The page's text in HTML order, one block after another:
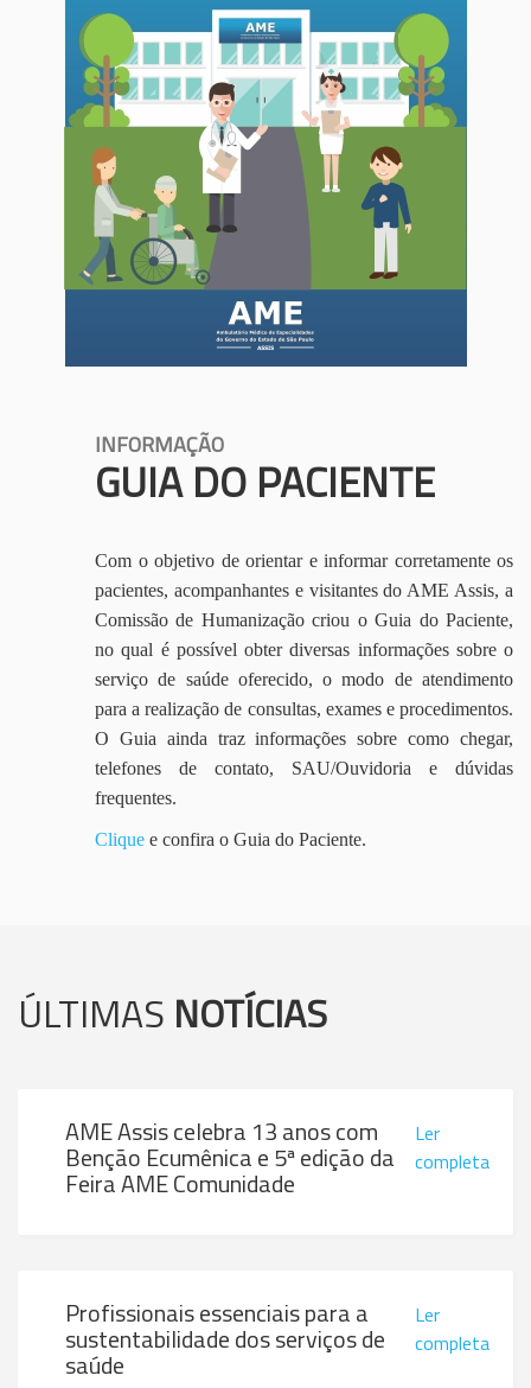
INFORMAÇÃO
GUIA DO PACIENTE
Com o objetivo de orientar e informar corretamente os
pacientes, acompanhantes e visitantes do AME Assis, a
Comissão de Humanização criou o Guia do Paciente,
no qual é possível obter diversas informações sobre o
serviço de saúde oferecido, o modo de atendimento
para a realização de consultas, exames e procedimentos.
O Guia ainda traz informações sobre como chegar,
telefones de contato, SAU/Ouvidoria e dúvidas
frequentes.
Clique e confira o Guia do Paciente.
ÚLTIMAS NOTÍCIAS
AME Assis celebra 13 anos com
Benção Ecumênica e 5ª edição da
Feira AME Comunidade
Ler
completa
Profissionais essenciais para a
sustentabilidade dos serviços de
saúde
Ler
completa